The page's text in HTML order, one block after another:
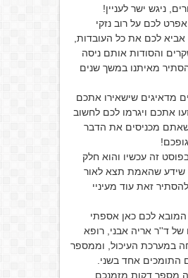
ניגש ישר לעניין!
לכם על רוב נזקי
אביא לכם את כל העובדות,
והסודות אותם ניסה
מאיתנו במשך שנים
מדאיגים שישאירו אתכם
אתכם ויגרמו לכם לחשוב
שאתם מכניסים את הדבר
זה עכשיו והוא חלק
שידע שהאמת תצא לאור
זאת עוד מעיניי
לכם כאן אספתי
של ד''ר אריה אבני, רופא
במערכת העיכול, וממספר
התומכים אחד בשני.
מספר דקות מזמנכם